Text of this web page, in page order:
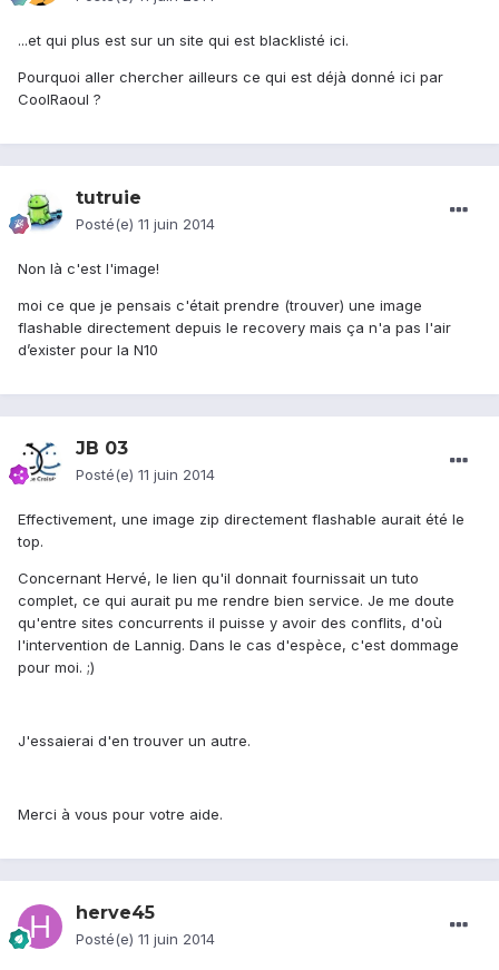
...et qui plus est sur un site qui est blacklisté ici.
Pourquoi aller chercher ailleurs ce qui est déjà donné ici par
CoolRaoul ?
tutruie
Posté(e) 11 juin 2014
Non là c'est l'image!
moi ce que je pensais c'était prendre (trouver) une image
flashable directement depuis le recovery mais ça n'a pas l'air
d’exister pour la N10
JB 03
Posté(e) 11 juin 2014
Effectivement, une image zip directement flashable aurait été le
top.
Concernant Hervé, le lien qu'il donnait fournissait un tuto
complet, ce qui aurait pu me rendre bien service. Je me doute
qu'entre sites concurrents il puisse y avoir des conflits, d'où
l'intervention de Lannig. Dans le cas d'espèce, c'est dommage
pour moi. ;)
J'essaierai d'en trouver un autre.
Merci à vous pour votre aide.
herve45
Posté(e) 11 juin 2014